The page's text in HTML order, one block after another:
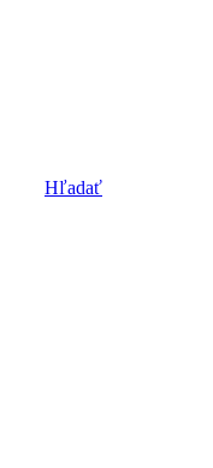
Hľadať